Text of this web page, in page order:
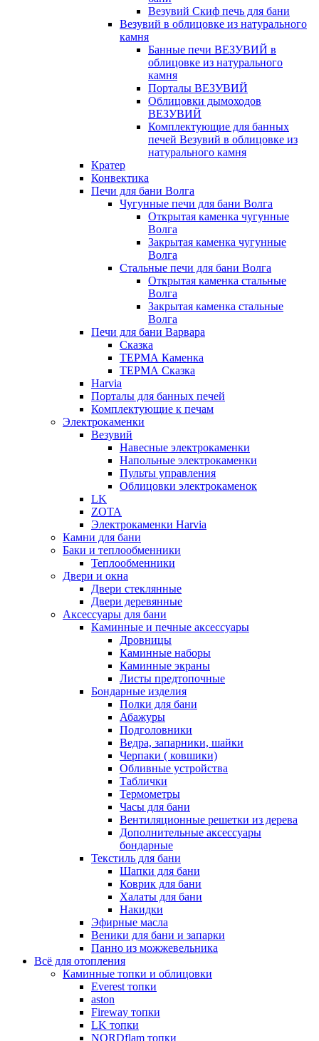
Везувий Скиф печь для бани
Везувий в облицовке из натурального
камня
Банные печи ВЕЗУВИЙ в
облицовке из натурального
камня
Порталы ВЕЗУВИЙ
Облицовки дымоходов
ВЕЗУВИЙ
Комплектующие для банных
печей Везувий в облицовке из
натурального камня
Кратер
Конвектика
Печи для бани Волга
Чугунные печи для бани Волга
Открытая каменка чугунные
Волга
Закрытая каменка чугунные
Волга
Стальные печи для бани Волга
Открытая каменка стальные
Волга
Закрытая каменка стальные
Волга
Печи для бани Варвара
Сказка
ТЕРМА Каменка
ТЕРМА Сказка
Harvia
Порталы для банных печей
Комплектующие к печам
Электрокаменки
Везувий
Навесные электрокаменки
Напольные электрокаменки
Пульты управления
Облицовки электрокаменок
LK
ZOTA
Электрокаменки Harvia
Камни для бани
Баки и теплообменники
Теплообменники
Двери и окна
Двери стеклянные
Двери деревянные
Аксессуары для бани
Каминные и печные аксессуары
Дровницы
Каминные наборы
Каминные экраны
Листы предтопочные
Бондарные изделия
Полки для бани
Абажуры
Подголовники
Ведра, запарники, шайки
Черпаки ( ковшики)
Обливные устройства
Таблички
Термометры
Часы для бани
Вентиляционные решетки из дерева
Дополнительные аксессуары
бондарные
Текстиль для бани
Шапки для бани
Коврик для бани
Халаты для бани
Накидки
Эфирные масла
Веники для бани и запарки
Панно из можжевельника
Всё для отопления
Каминные топки и облицовки
Everest топки
aston
Fireway топки
LK топки
NORDflam топки